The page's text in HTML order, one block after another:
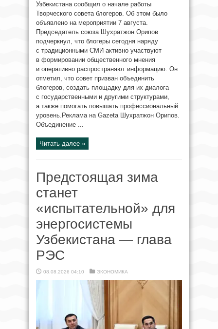
Узбекистана сообщил о начале работы
Творческого совета блогеров. Об этом было
объявлено на мероприятии 7 августа.
Председатель союза Шухратжон Орипов
подчеркнул, что блогеры сегодня наряду
с традиционными СМИ активно участвуют
в формировании общественного мнения
и оперативно распространяют информацию. Он
отметил, что совет призван объединить
блогеров, создать площадку для их диалога
с государственными и другими структурами,
а также помогать повышать профессиональный
уровень.Реклама на Gazeta Шухратжон Орипов.
Объединение ...
Читать далее »
Предстоящая зима
станет
«испытательной» для
энергосистемы
Узбекистана — глава
РЭС
08.08.2026 04:10 ЭКОНОМИКА